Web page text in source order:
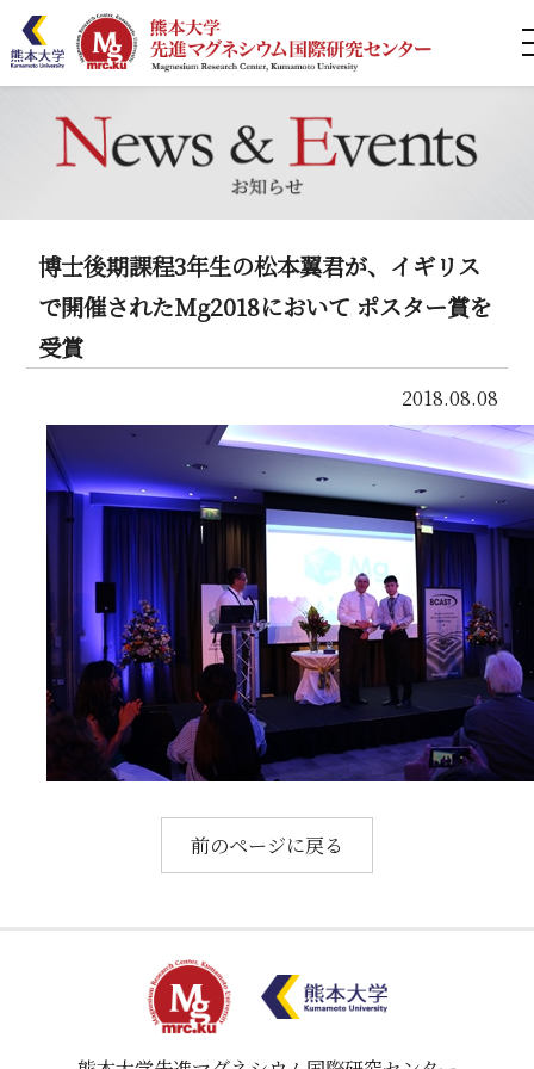
博士後期課程3年生の松本翼君が、イギリス
で開催されたMg2018において ポスター賞を
受賞
2018.08.08
前のページに戻る
ホーム
MRCとは
業績リスト
共同利用
連携
セミナー
教育・大学院
お知らせ
アクセス
お問い合わせ
関連リンク